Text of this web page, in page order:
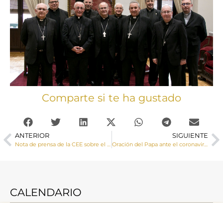
Comparte si te ha gustado
ANTERIOR
Nota de prensa de la CEE sobre el coronavirus
SIGUIENTE
Oración del Papa ante el coronavirus
CALENDARIO